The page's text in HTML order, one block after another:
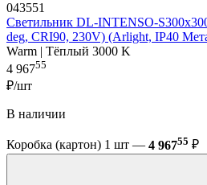
043551
Светильник DL-INTENSO-
deg, CRI90, 230V) (Arlight, IP40
Warm | Тёплый 3000 K
4 96755
₽/шт
В наличии
Коробка (картон) 1 шт — 4 96755 ₽